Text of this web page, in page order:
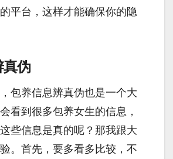
平台，这样才能确保你的隐
真伪
包养信息辨真伪也是一个大
看到很多包养女生的信息，
些信息是真的呢？那我跟大
。首先，要多看多比较，不